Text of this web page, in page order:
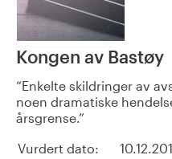
Kongen av Bastøy
Enkelte skildringer av
noen dramatiske
årsgrense.
Vurdert dato: